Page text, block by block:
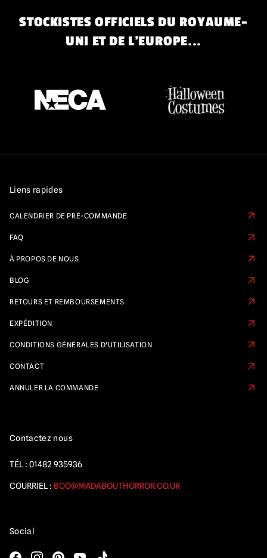
STOCKISTES OFFICIELS DU ROYAUME-
UNI ET DE L'EUROPE...
Liens rapides
CALENDRIER DE PRÉ-COMMANDE
FAQ
À PROPOS DE NOUS
BLOG
RETOURS ET REMBOURSEMENTS
EXPÉDITION
CONDITIONS GÉNÉRALES D'UTILISATION
CONTACT
ANNULER LA COMMANDE
Contactez nous
TÉL : 01482 935936
COURRIEL : BOO@MADABOUTHORROR.CO.UK
Social